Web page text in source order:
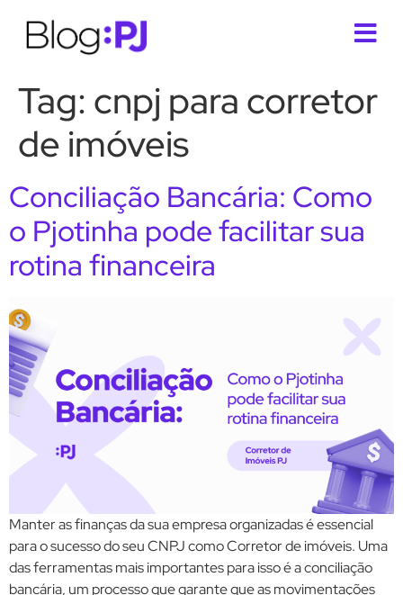
Tag: cnpj para corretor
de imóveis
Conciliação Bancária: Como
o Pjotinha pode facilitar sua
rotina financeira
Manter as finanças da sua empresa organizadas é essencial
para o sucesso do seu CNPJ como Corretor de imóveis. Uma
das ferramentas mais importantes para isso é a conciliação
bancária, um processo que garante que as movimentações